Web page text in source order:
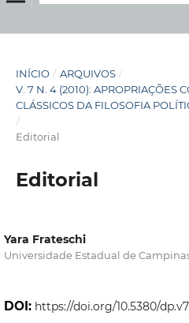
INÍCIO / ARQUIVOS /
V. 7 N. 4 (2010): APROPRIAÇÕES
CLÁSSICOS DA FILOSOFIA
/
Editorial
Editorial
Yara Frateschi
Universidade Estadual de
DOI: https://doi.org/10.5380/